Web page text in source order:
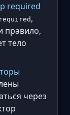
required
required ,
правило,
тело
через